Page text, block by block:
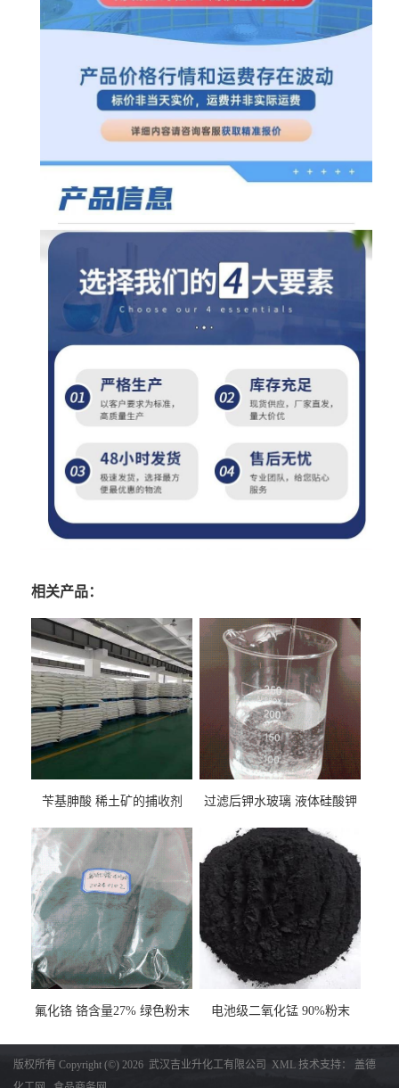
相关产品：
苄基胂酸 稀土矿的捕收剂 过滤后钾水玻璃 液体硅酸钾
氟化铬 铬含量27% 绿色粉末 电池级二氧化锰 90%粉末
版权所有 Copyright (©) 2026 武汉吉业升化工有限公司 XML 技术支持： 盖德